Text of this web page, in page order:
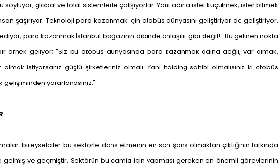
söylüyor, global ve total sistemlerle çalışıyorlar. Yani adına ister küçülmek, ister bitmek
şaşırıyor. Teknoloji para kazanmak için otobüs dünyasını geliştiriyor da geliştiriyor.
para kazanmak İstanbul boğazının dibinde anlaşılır gibi değil!.. Bu gelinen nokta
örnek geliyor; "Siz bu otobüs dünyasında para kazanmak adına değil, var olmak,
istiyorsanız güçlü şirketleriniz olmalı. Yani holding sahibi olmalısınız ki otobüs
gelişiminden yararlanasınız."
bireyselciler bu sektörle dans etmenin en son şans olmaktan çıktığının farkında
gelmiş ve geçmiştir. Sektörün bu camia için yapması gereken en önemli görevlerinin